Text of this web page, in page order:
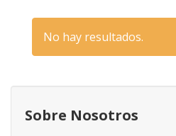
No hay resultados.
Sobre Nosotros